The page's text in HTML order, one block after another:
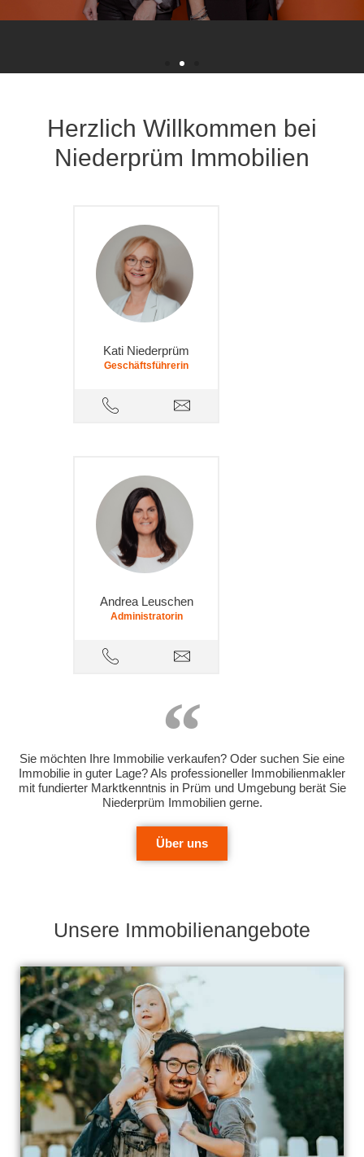
Herzlich Willkommen bei
Niederprüm Immobilien
Kati Niederprüm
Geschäftsführerin
Andrea Leuschen
Administratorin
Sie möchten Ihre Immobilie verkaufen? Oder suchen Sie eine
Immobilie in guter Lage? Als professioneller Immobilienmakler
mit fundierter Marktkenntnis in Prüm und Umgebung berät Sie
Niederprüm Immobilien gerne.
Über uns
Unsere Immobilienangebote